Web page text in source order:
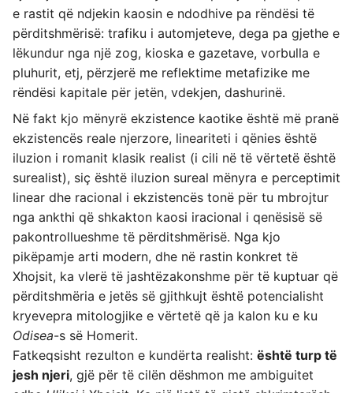
e rastit që ndjekin kaosin e ndodhive pa rëndësi të
përditshmërisë: trafiku i automjeteve, dega pa gjethe e
lëkundur nga një zog, kioska e gazetave, vorbulla e
pluhurit, etj, përzjerë me reflektime metafizike me
rëndësi kapitale për jetën, vdekjen, dashurinë.
Në fakt kjo mënyrë ekzistence kaotike është më pranë
ekzistencës reale njerzore, lineariteti i qënies është
iluzion i romanit klasik realist (i cili në të vërtetë është
surealist), siç është iluzion sureal mënyra e perceptimit
linear dhe racional i ekzistencës tonë për tu mbrojtur
nga ankthi që shkakton kaosi iracional i qenësisë së
pakontrollueshme të përditshmërisë. Nga kjo
pikëpamje arti modern, dhe në rastin konkret të
Xhojsit, ka vlerë të jashtëzakonshme për të kuptuar që
përditshmëria e jetës së gjithkujt është potencialisht
kryevepra mitologjike e vërtetë që ja kalon ku e ku
Odisea-s së Homerit.
Fatkeqsisht rezulton e kundërta realisht: është turp të
jesh njeri, gjë për të cilën dëshmon me ambiguitet